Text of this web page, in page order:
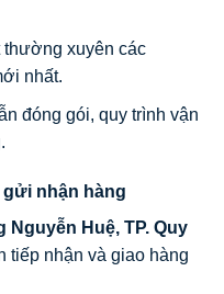
thường xuyên các
nhất.
đóng gói, quy trình vận
gửi nhận hàng
Nguyễn Huệ, TP. Quy
tiếp nhận và giao hàng